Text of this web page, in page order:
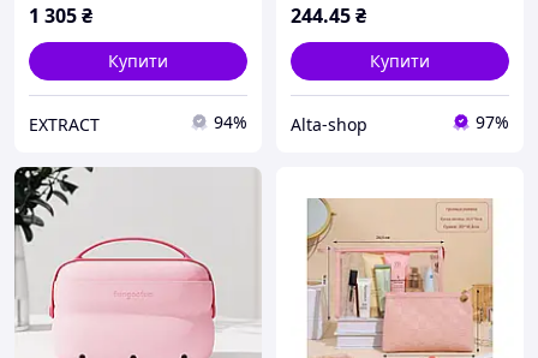
1 305₴
Купити
EXTRACT 94%
244.45₴
Купити
Alta-shop 97%